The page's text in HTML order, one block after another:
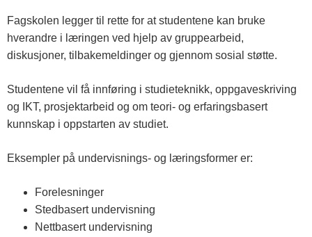
Fagskolen legger til rette for at studentene kan bruke
hverandre i læringen ved hjelp av gruppearbeid,
diskusjoner, tilbakemeldinger og gjennom sosial støtte.
Studentene vil få innføring i studieteknikk, oppgaveskriving
og IKT, prosjektarbeid og om teori- og erfaringsbasert
kunnskap i oppstarten av studiet.
Eksempler på undervisnings- og læringsformer er:
Forelesninger
Stedbasert undervisning
Nettbasert undervisning